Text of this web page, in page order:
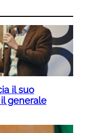
il suo
generale